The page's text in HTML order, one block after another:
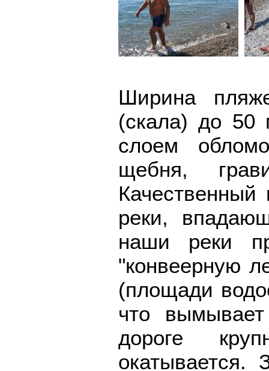
Ширина
(скала) до 50
слоем
щебня,
реки,
наши реки
"конвеерную
(площади
что
дороге
окатывается.